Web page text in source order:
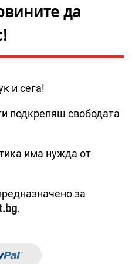
да
и сега!
подкрепяш свободата
има нужда от
за
.